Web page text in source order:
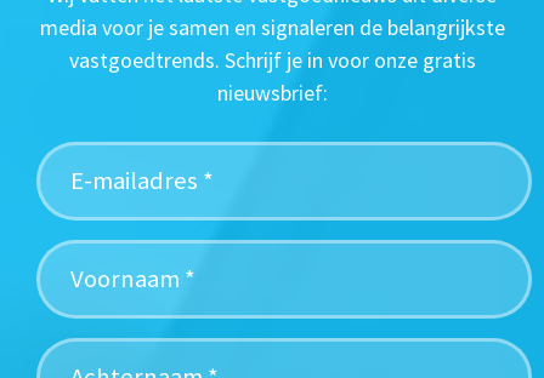
media voor je samen en signaleren de belangrijkste
vastgoedtrends. Schrijf je in voor onze gratis
nieuwsbrief: